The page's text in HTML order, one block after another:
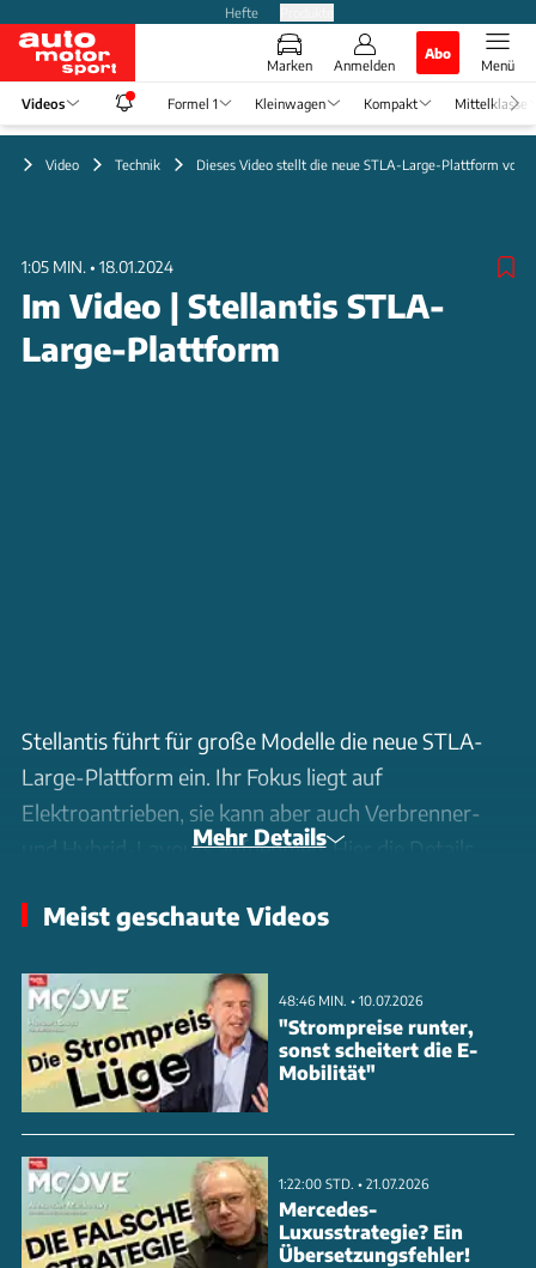
Hefte
Marken Anmelden
Abo
Menü
Videos Formel 1 Kleinwagen Kompakt Mittelklasse
Video Technik Dieses Video stellt die neue STLA-Large-Plattform vor
1:05 MIN. • 18.01.2024
Im Video | Stellantis STLA-
Large-Plattform
Stellantis führt für große Modelle die neue STLA-
Large-Plattform ein. Ihr Fokus liegt auf
Elektroantrieben, sie kann aber auch Verbrenner-
und Hybrid-Layouts aufnehmen. Hier die Details.
Mehr Details
Meist geschaute Videos
48:46 MIN. • 10.07.2026
"Strompreise runter,
sonst scheitert die E-
Mobilität"
1:22:00 STD. • 21.07.2026
Mercedes-
Luxusstrategie? Ein
Übersetzungsfehler!